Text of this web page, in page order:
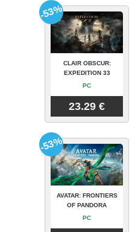
CLAIR OBSCUR:
EXPEDITION 33
PC
23.29 €
-53%
AVATAR: FRONTIERS
OF PANDORA
PC
-53%